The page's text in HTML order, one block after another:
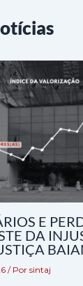
E
DA
/ Por sintaj